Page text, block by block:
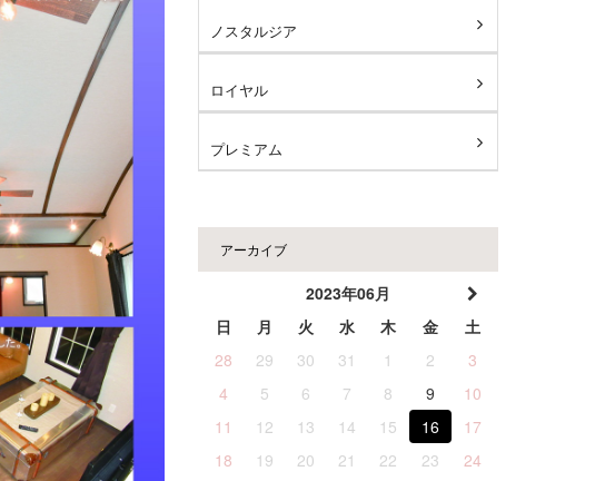
ノスタルジア
ロイヤル
プレミアム
アーカイブ
2023年06月
日
月 火 水 木 金
土
28
29 30 31 1 2
3
4
5 6 7 8 9
10
11
12 13 14 15 16
17
18
19 20 21 22 23
24